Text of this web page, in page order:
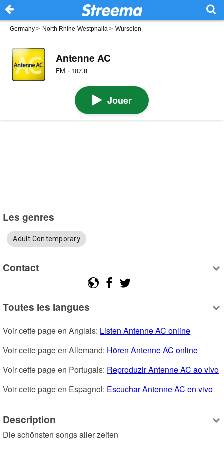
Germany > North Rhine-Westphalia > Wurselen
Antenne AC
FM · 107.8
Jouer
Les genres
Adult Contemporary
Contact
Toutes les langues
Voir cette page en Anglais: Listen Antenne AC online
Voir cette page en Allemand: Hören Antenne AC online
Voir cette page en Portugais: Reproduzir Antenne AC ao vivo
Voir cette page en Espagnol: Escuchar Antenne AC en vivo
Description
Die schönsten songs aller zeiten